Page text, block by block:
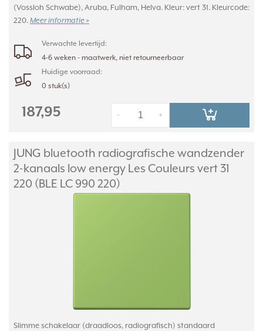
(Vossloh Schwabe), Aruba, Fulham, Helva. Kleur: vert 31. Kleurcode:
220. Meer informatie »
Verwachte levertijd:
4-6 weken - maatwerk, niet retourneerbaar
Huidige voorraad:
0 stuk(s)
187,95 +
-
JUNG bluetooth radiografische wandzender
2-kanaals low energy Les Couleurs vert 31
220 (BLE LC 990 220)
Slimme schakelaar (draadloos, radiografisch) standaard